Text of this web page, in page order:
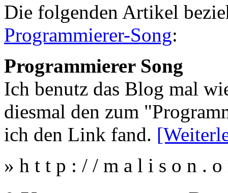
Die folgenden Artikel
Programmierer-Song:
Programmierer Song
Ich benutz das Blog mal
diesmal den zum
ich den Link fand.
» h t t p : / / m a l i s o n .